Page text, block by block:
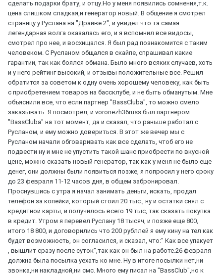
сделать подарки брату, и отцу.Но у меня появились сомнения,т.к.
цена слишком сладкая,и генератор новый. В общение я смотрел
страницу у Руслана на "Драйве 2", и увидел что та самая
легендарная волга оказалась его, и я вспомнил все видосы,
смотрел про нее, и восхищался. Я был рад познакомится с таким
человеком. С Русланом общался в скайпе, спрашивал какие
гарантии, так как боялся обмана. Было много всяких случаев, хоть
и у него рейтинг высокий, и отзывы положительные все. Решил
обратится за советом к одну очень хорошему человеку, как быть
с приобретением товаров на бассклубе, и не быть обманутым. Мне
объяснили все, что если партнер "BassCluba", то можно смело
заказывать. Я посмотрел, и voronezh36russ был партнером
"BassCluba" на тот момент, да и сказал, что раньше работал с
Русланом, и ему можно довериться. В этот же вечер мы с
Русланом начали обговаривать как все сделать, чтоб его не
подвести ну и мне не упустить такой шанс приобрести по вкусной
цене, можно сказать новый генератор, так как у меня не было еще
денег, они должны были появиться позже, я попросил у него сроку
до 23 февраля 11-12 часов дня, в общем забронировал.
Проснувшись с утра я начал занимать деньги, искать, продал
телефон за копейки, который стоил 20 тыс., ну и остатки снял с
кредитной карты, и получилось всего 19 тыс, так сказать покупка
в кредит. Утром я перевел Руслану 18 тысяч, и позже еще 800,
итого 18 800, и договорились что 200 рубллей я ему кину на тел как
будет возможность, он согласился, и сказал, что:" Как все упакует
, вышлит сразу после суток",так как он был на работе.26 февраля
должна была посылка уехать ко мне. Ну в итоге посылки нет,ни
звонка,ни накладной,ни смс. Много ему писал на "BassClub",но к